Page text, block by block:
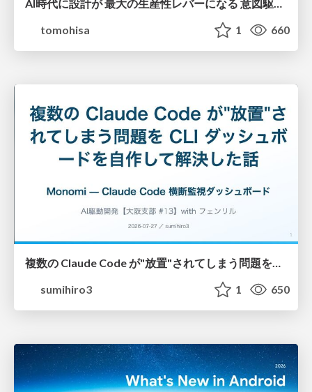
tomohisa
1 660
複数の Claude Code が"放置"されてしまう問題をCLI ダッシュボードを自作して解決した話
sumihiro3
1 650